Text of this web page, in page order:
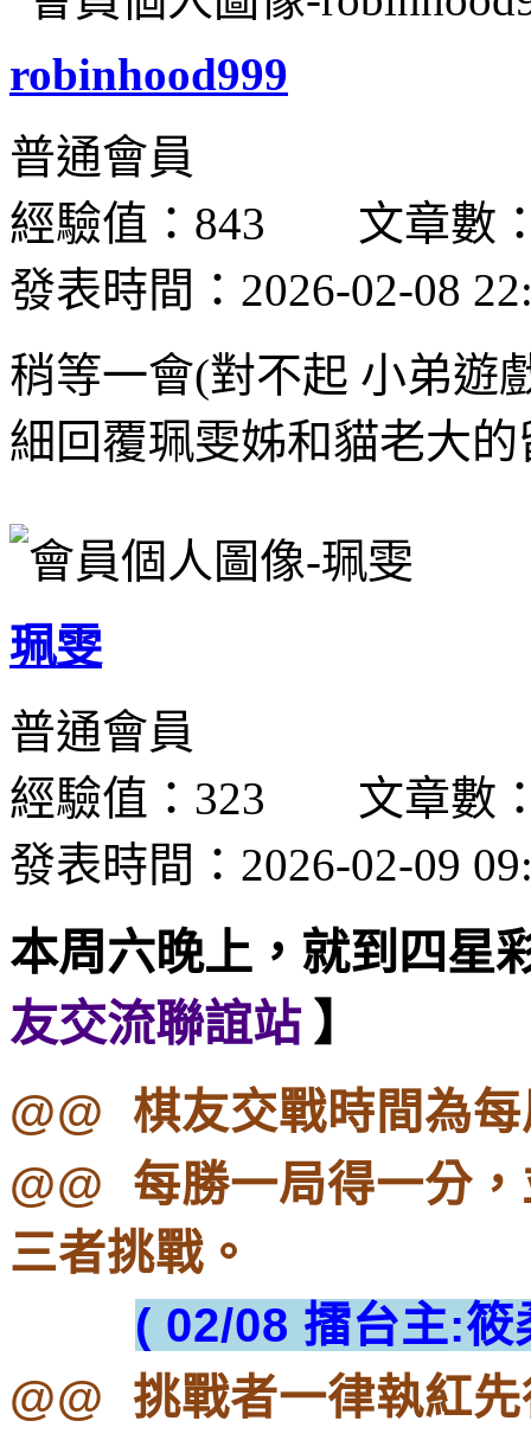
robinhood999
普通會員
經驗值：843 文章數
發表時間：2026-02-08
稍等一會(對不起 小弟遊
細回覆珮雯姊和貓老大
珮雯
普通會員
經驗值：323 文章數
發表時間：2026-02-09
本周六晚上，就到四星
友交流聯誼站】
@@ 棋友交戰時間為
@@ 每勝一局得一分
三者挑戰。
( 02/08 擂台主:
@@ 挑戰者一律執紅